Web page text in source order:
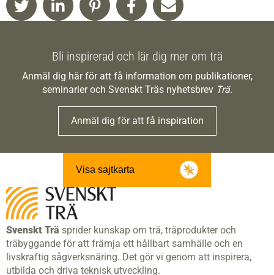
Bli inspirerad och lär dig mer om trä
Anmäl dig här för att få information om publikationer,
seminarier och Svenskt Träs nyhetsbrev Trä.
Anmäl dig för att få inspiration
Visa sajtkarta
Svenskt Trä sprider kunskap om trä, träprodukter och
träbyggande för att främja ett hållbart samhälle och en
livskraftig sågverksnäring. Det gör vi genom att inspirera,
utbilda och driva teknisk utveckling.